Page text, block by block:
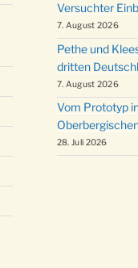
Versuchter
7. August 2026
Pethe und
dritten
7. August 2026
Vom Prototyp
28. Juli 2026